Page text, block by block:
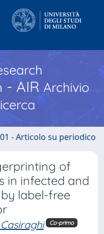
- AIR Archivio
01 - Articolo su periodico
of
in infected and
label-free
Co-primo